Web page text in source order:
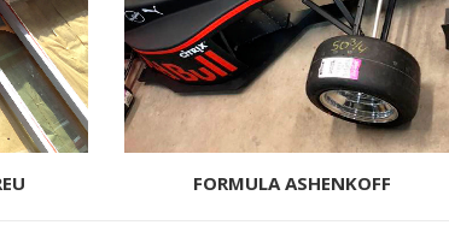
FORMULA ASHENKOFF